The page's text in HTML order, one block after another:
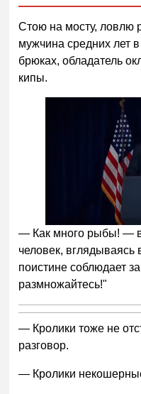
Стою на мосту, ловлю
мужчина средних лет
брюках, обладатель
кипы.
Следующее видео
5
— Как много рыбы! —
человек,
поистине соблюдает
размножайтесь!"
— Кролики тоже не
разговор.
— Кролики